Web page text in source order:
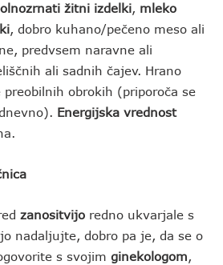
žitni izdelki, mleko
, dobro kuhano/pečeno meso ali
predvsem naravne ali
ali sadnih čajev. Hrano
obrokih (priporoča se
Energijska vrednost
zanositvijo redno ukvarjale s
nadaljujte, dobro pa je, da se o
s svojim ginekologom,